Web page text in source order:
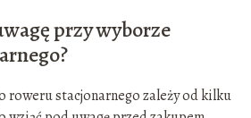
przy wyborze
stacjonarnego zależy od kilku